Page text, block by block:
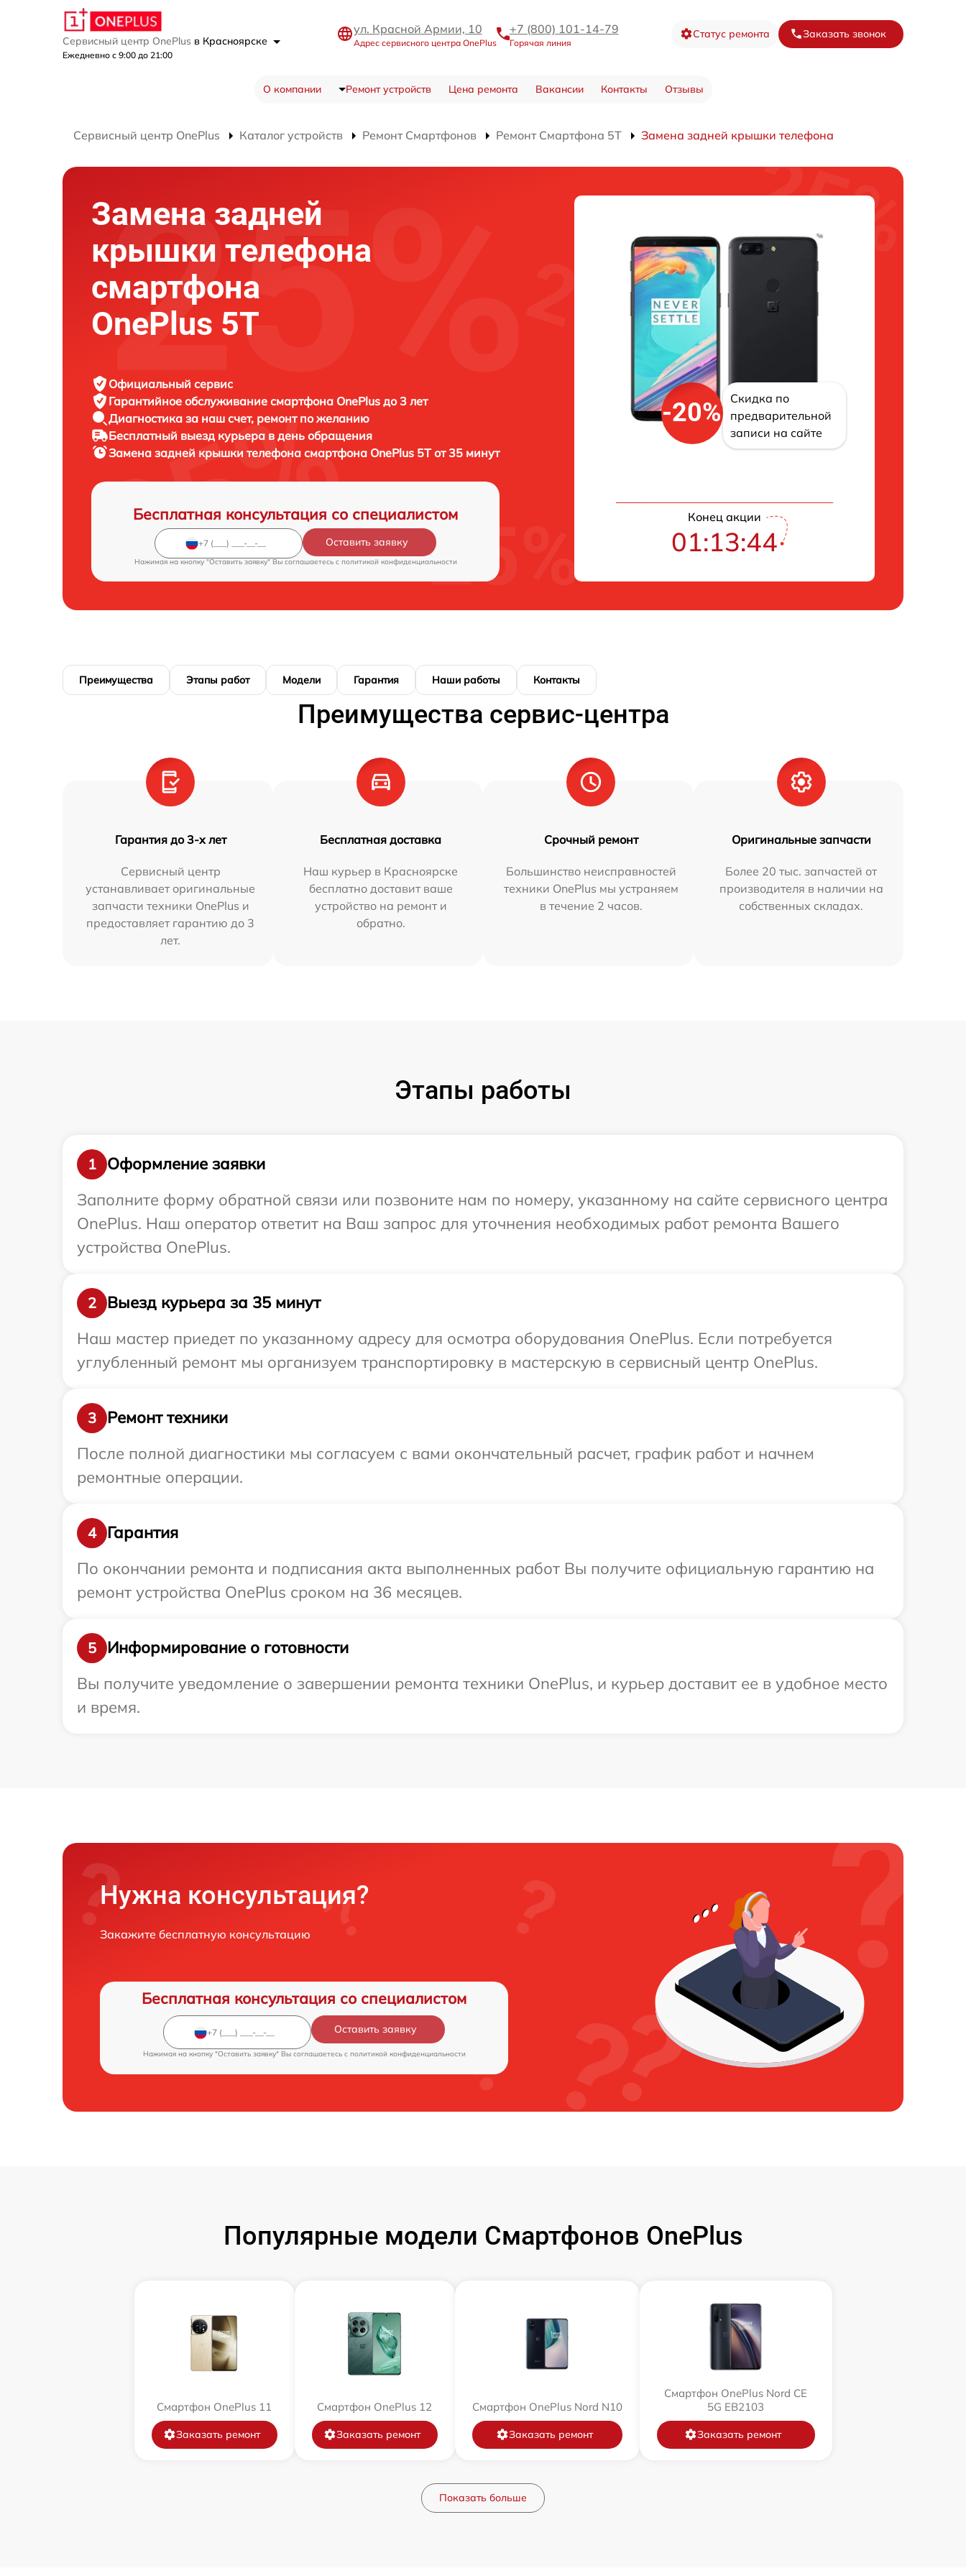
Сервисный центр OnePlus в Красноярске
Ежедневно с 9:00 до 21:00
ул. Красной Армии, 10
Адрес сервисного центра OnePlus
+7 (800) 101-14-79
Горячая линия
Статус ремонта Заказать звонок
О компании Ремонт устройств Цена ремонта Вакансии Контакты Отзывы
Сервисный центр OnePlus Каталог устройств Ремонт Смартфонов Ремонт Смартфона 5T Замена задней крышки телефона
Замена задней
крышки телефона
смартфона
OnePlus 5T
Официальный сервис
Гарантийное обслуживание смартфона OnePlus до 3 лет
Диагностика за наш счет, ремонт по желанию
Бесплатный выезд курьера в день обращения
Замена задней крышки телефона смартфона OnePlus 5T от 35 минут
Бесплатная консультация со специалистом
Оставить заявку
Нажимая на кнопку "Оставить заявку" Вы соглашаетесь c политикой конфиденциальности
-20%
Скидка по
предварительной
записи на сайте
Конец акции
01:13:43
Преимущества Этапы работ Модели Гарантия Наши работы Контакты
Преимущества сервис-центра
Гарантия до 3-х лет
Сервисный центр
устанавливает оригинальные
запчасти техники OnePlus и
предоставляет гарантию до 3
лет.
Бесплатная доставка
Наш курьер в Красноярске
бесплатно доставит ваше
устройство на ремонт и
обратно.
Срочный ремонт
Большинство неисправностей
техники OnePlus мы устраняем
в течение 2 часов.
Оригинальные запчасти
Более 20 тыс. запчастей от
производителя в наличии на
собственных складах.
Этапы работы
1
Оформление заявки
Заполните форму обратной связи или позвоните нам по номеру, указанному на сайте сервисного центра
OnePlus. Наш оператор ответит на Ваш запрос для уточнения необходимых работ ремонта Вашего
устройства OnePlus.
2
Выезд курьера за 35 минут
Наш мастер приедет по указанному адресу для осмотра оборудования OnePlus. Если потребуется
углубленный ремонт мы организуем транспортировку в мастерскую в сервисный центр OnePlus.
3
Ремонт техники
После полной диагностики мы согласуем с вами окончательный расчет, график работ и начнем
ремонтные операции.
4
Гарантия
По окончании ремонта и подписания акта выполненных работ Вы получите официальную гарантию на
ремонт устройства OnePlus сроком на 36 месяцев.
5
Информирование о готовности
Вы получите уведомление о завершении ремонта техники OnePlus, и курьер доставит ее в удобное место
и время.
Нужна консультация?
Закажите бесплатную консультацию
Бесплатная консультация со специалистом
Оставить заявку
Нажимая на кнопку "Оставить заявку" Вы соглашаетесь c политикой конфиденциальности
Популярные модели Смартфонов OnePlus
Смартфон OnePlus 11
Заказать ремонт
Смартфон OnePlus 12
Заказать ремонт
Смартфон OnePlus Nord N10
Заказать ремонт
Смартфон OnePlus Nord CE
5G EB2103
Заказать ремонт
Показать больше